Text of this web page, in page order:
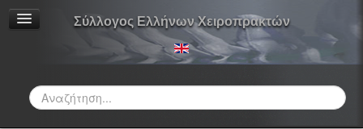
Σύλλογος Ελλήνων Χειροπρακτών
Αναζήτηση...